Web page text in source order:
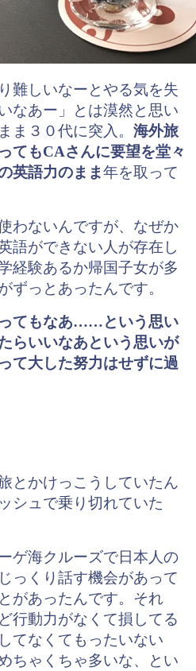
難しいなーとやる気を失
なあー」とは漠然と思い
ま３０代に突入。 海外旅
てもCAさんに要望を堂々
英語力のまま年を取って
わないんですが、なぜか
語ができない人が存在し
経験あるか帰国子女が多
ずっとあったんです。
ってもなあ……という思い
らいいなあという思いが
て大した努力はせずに過
とかけっこうしていたん
シュで乗り切れていた
ゲ海クルーズで日本人の
っくり話す機会があって
があったんです。それ
行動力がなくて損してる
てなくてもったいない
ちゃくちゃ多いな、とい